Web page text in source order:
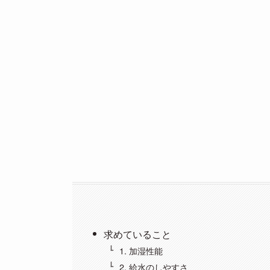
求めていること
1. 加湿性能
2. 給水のしやすさ